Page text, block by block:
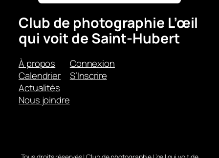
Club de photographie L’œil
qui voit de Saint-Hubert
À propos
Calendrier
Actualités
Nous joindre
Connexion
S’Inscrire